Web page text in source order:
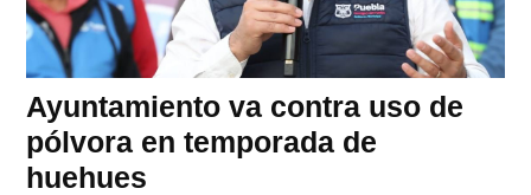
Ayuntamiento va contra uso de
pólvora en temporada de
huehues